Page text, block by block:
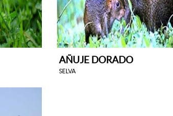
AÑUJE DORADO
SELVA